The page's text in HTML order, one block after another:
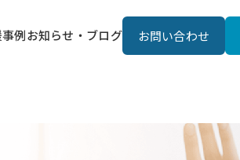
例お知らせ・ブログ お問い合わせ